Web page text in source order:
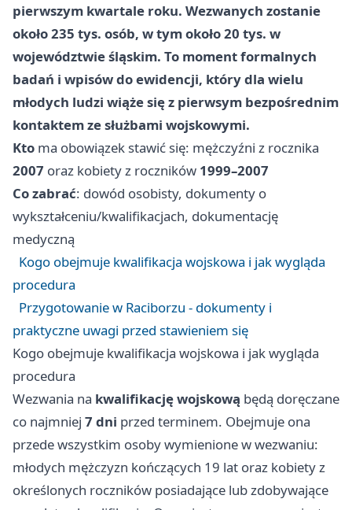
pierwszym kwartale roku. Wezwanych zostanie
około235 tys. osób, w tym około20 tys. w
województwie śląskim. To moment formalnych
badań i wpisów do ewidencji, który dla wielu
młodych ludzi wiąże się z pierwsym bezpośrednim
kontaktem ze służbami wojskowymi.
Kto ma obowiązek stawić się: mężczyźni z rocznika
2007 oraz kobiety z roczników 1999–2007
Co zabrać: dowód osobisty, dokumenty o
wykształceniu/kwalifikacjach, dokumentację
medyczną
Kogo obejmuje kwalifikacja wojskowa i jak wygląda
procedura
Przygotowanie w Raciborzu - dokumenty i
praktyczne uwagi przed stawieniem się
Kogo obejmuje kwalifikacja wojskowa i jak wygląda
procedura
Wezwania na kwalifikację wojskową będą doręczane
co najmniej 7 dni przed terminem. Obejmuje ona
przede wszystkim osoby wymienione w wezwaniu:
młodych mężczyzn kończących 19 lat oraz kobiety z
określonych roczników posiadające lub zdobywające